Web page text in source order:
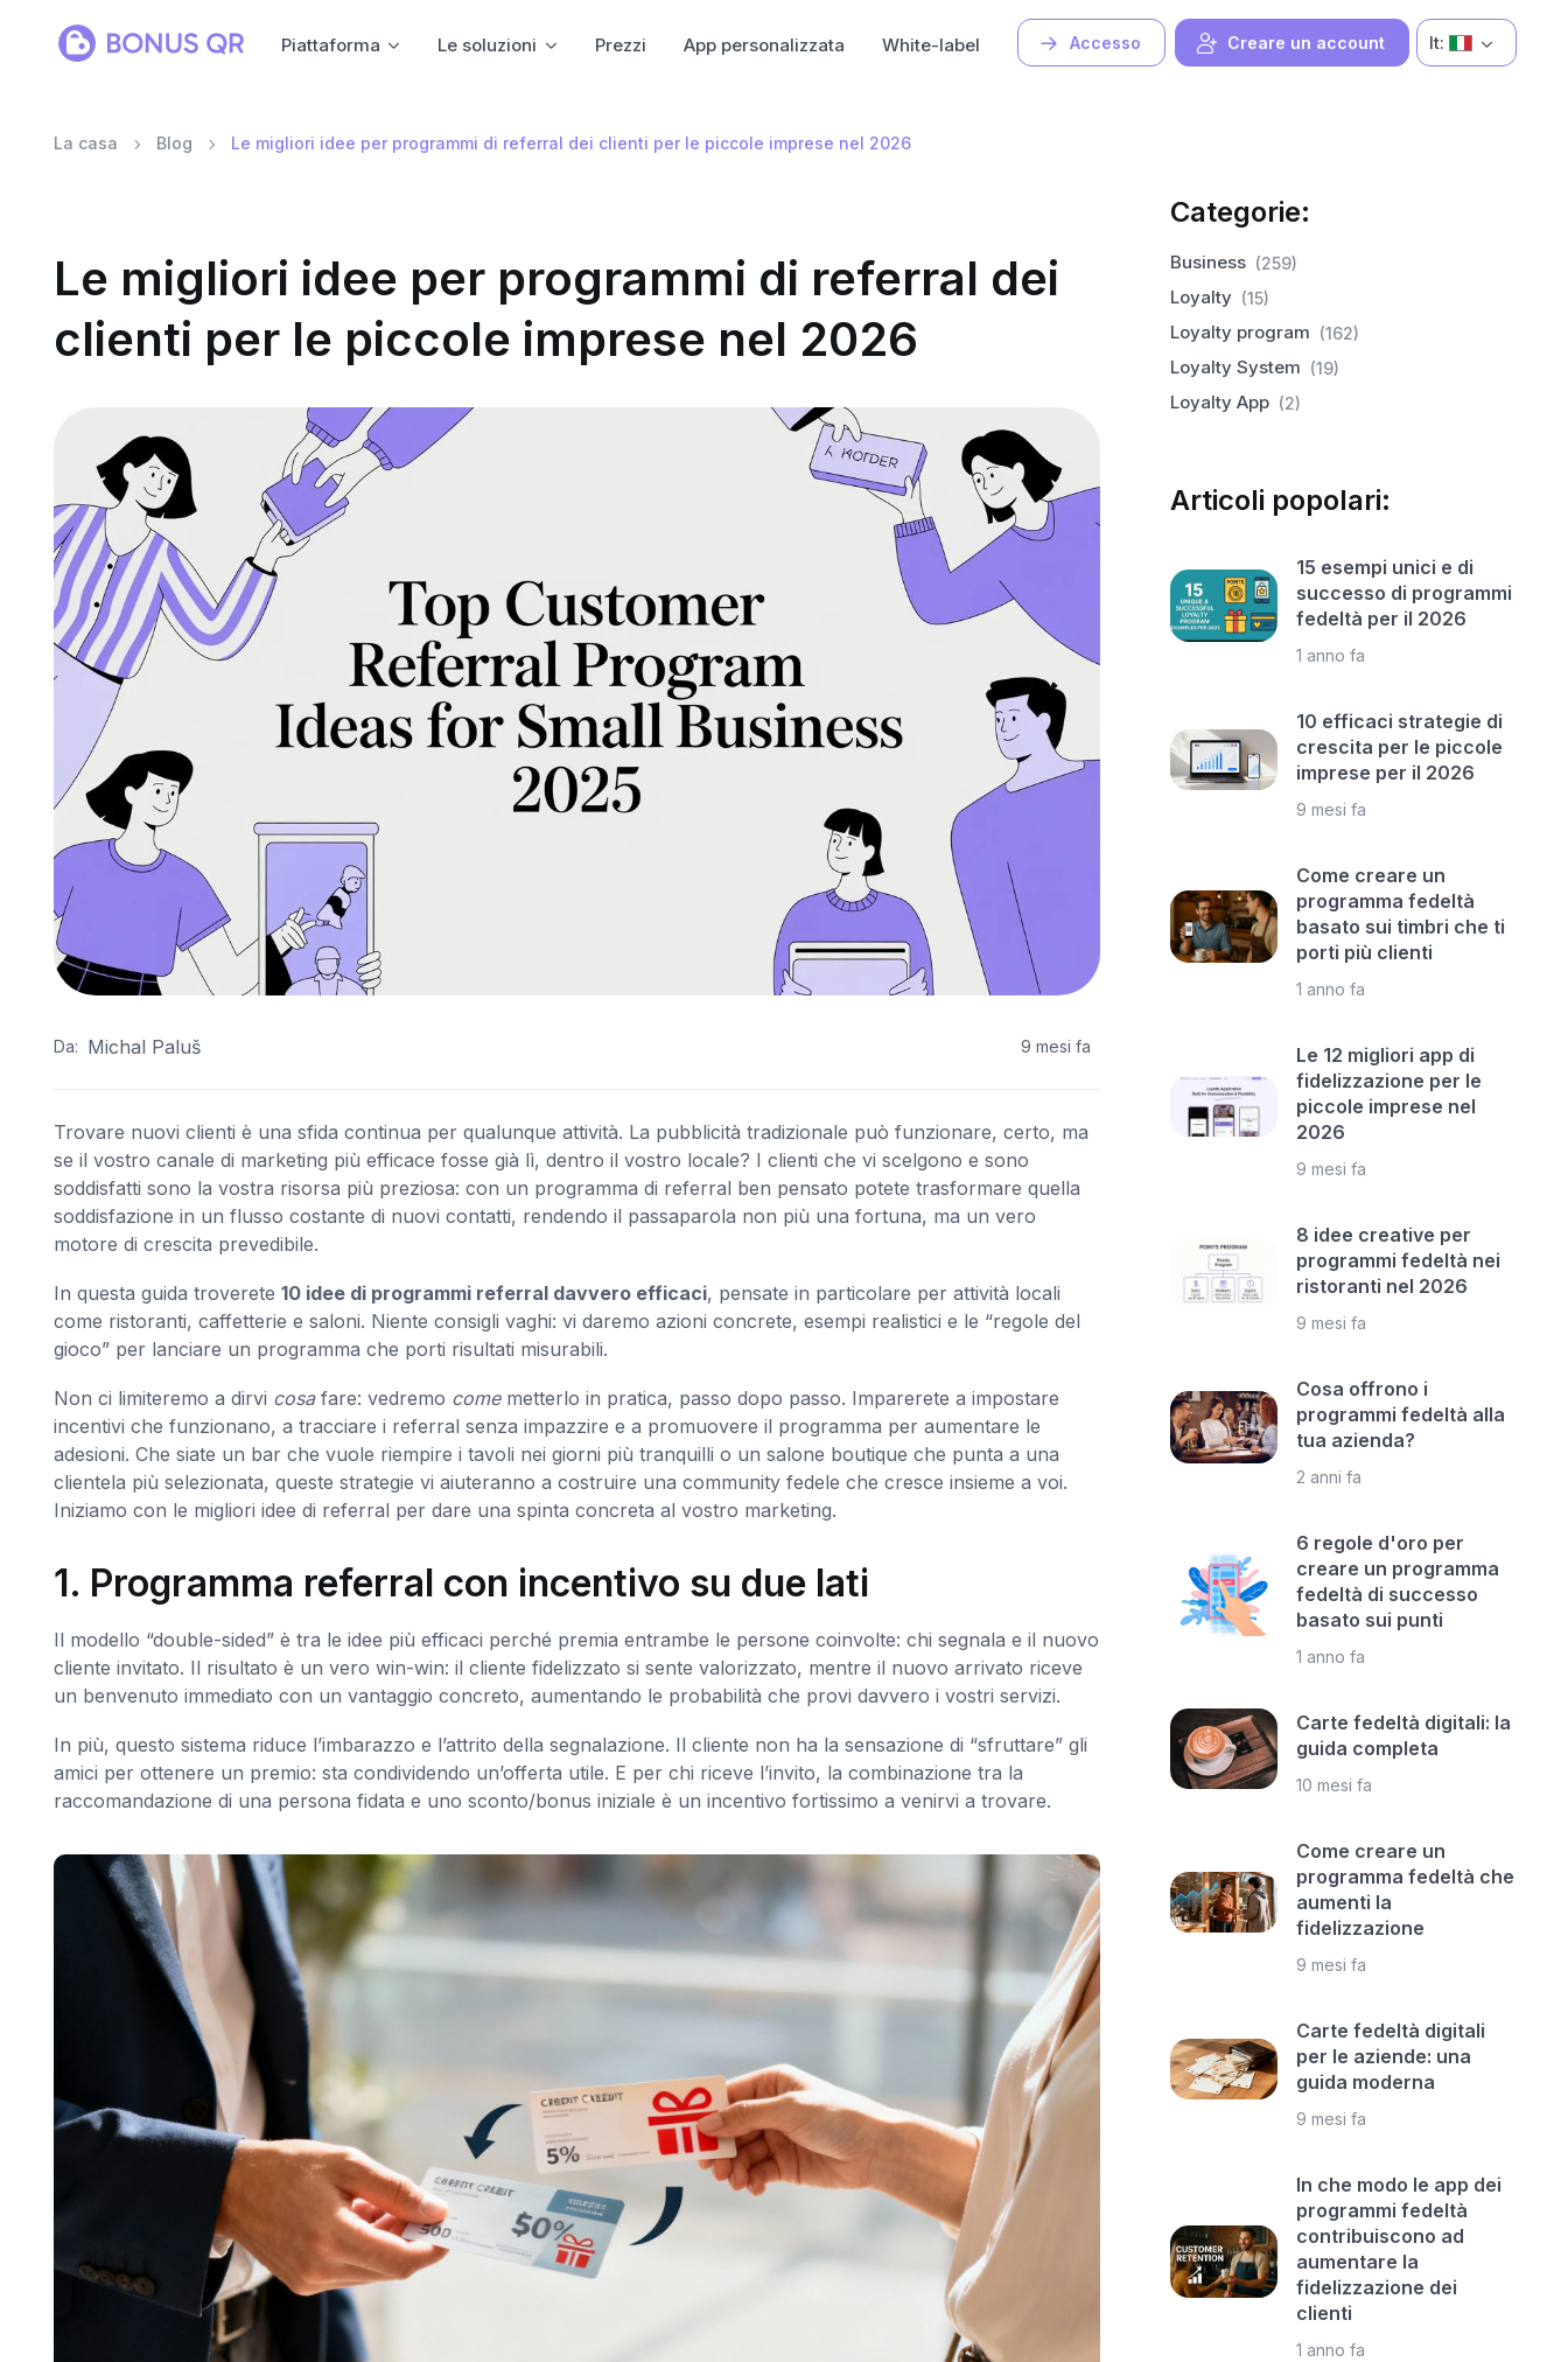
Accesso Creare un account
Piattaforma Le soluzioni Prezzi App personalizzata White-label It:
La casa Blog Le migliori idee per programmi di referral dei clienti per le piccole imprese nel 2026
Le migliori idee per programmi di referral dei
clienti per le piccole imprese nel 2026
Da: Michal Paluš 9 mesi fa
Trovare nuovi clienti è una sfida continua per qualunque attività. La pubblicità tradizionale può funzionare, certo, ma
se il vostro canale di marketing più efficace fosse già lì, dentro il vostro locale? I clienti che vi scelgono e sono
soddisfatti sono la vostra risorsa più preziosa: con un programma di referral ben pensato potete trasformare quella
soddisfazione in un flusso costante di nuovi contatti, rendendo il passaparola non più una fortuna, ma un vero
motore di crescita prevedibile.
In questa guida troverete 10 idee di programmi referral davvero efficaci, pensate in particolare per attività locali
come ristoranti, caffetterie e saloni. Niente consigli vaghi: vi daremo azioni concrete, esempi realistici e le “regole del
gioco” per lanciare un programma che porti risultati misurabili.
Non ci limiteremo a dirvi cosafare: vedremo comemetterlo in pratica, passo dopo passo. Imparerete a impostare
incentivi che funzionano, a tracciare i referral senza impazzire e a promuovere il programma per aumentare le
adesioni. Che siate un bar che vuole riempire i tavoli nei giorni più tranquilli o un salone boutique che punta a una
clientela più selezionata, queste strategie vi aiuteranno a costruire una community fedele che cresce insieme a voi.
Iniziamo con le migliori idee di referral per dare una spinta concreta al vostro marketing.
1. Programma referral con incentivo su due lati
Il modello “double-sided” è tra le idee più efficaci perché premia entrambe le persone coinvolte: chi segnala e il nuovo
cliente invitato. Il risultato è un vero win-win: il cliente fidelizzato si sente valorizzato, mentre il nuovo arrivato riceve
un benvenuto immediato con un vantaggio concreto, aumentando le probabilità che provi davvero i vostri servizi.
In più, questo sistema riduce l’imbarazzo e l’attrito della segnalazione. Il cliente non ha la sensazione di “sfruttare” gli
amici per ottenere un premio: sta condividendo un’offerta utile. E per chi riceve l’invito, la combinazione tra la
raccomandazione di una persona fidata e uno sconto/bonus iniziale è un incentivo fortissimo a venirvi a trovare.
Categorie:
Business (259)
Loyalty (15)
Loyalty program (162)
Loyalty System (19)
Loyalty App (2)
Articoli popolari:
15 esempi unici e di
successo di programmi
fedeltà per il 2026
1 anno fa
10 efficaci strategie di
crescita per le piccole
imprese per il 2026
9 mesi fa
Come creare un
programma fedeltà
basato sui timbri che ti
porti più clienti
1 anno fa
Le 12 migliori app di
fidelizzazione per le
piccole imprese nel
2026
9 mesi fa
8 idee creative per
programmi fedeltà nei
ristoranti nel 2026
9 mesi fa
Cosa offrono i
programmi fedeltà alla
tua azienda?
2 anni fa
6 regole d'oro per
creare un programma
fedeltà di successo
basato sui punti
1 anno fa
Carte fedeltà digitali: la
guida completa
10 mesi fa
Come creare un
programma fedeltà che
aumenti la
fidelizzazione
9 mesi fa
Carte fedeltà digitali
per le aziende: una
guida moderna
9 mesi fa
In che modo le app dei
programmi fedeltà
contribuiscono ad
aumentare la
fidelizzazione dei
clienti
1 anno fa